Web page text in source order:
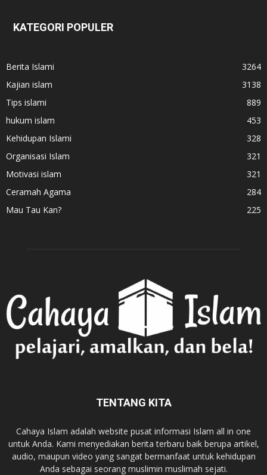
KATEGORI POPULER
Berita Islami
3264
Kajian islam
3138
Tips islami
889
hukum islam
453
Kehidupan Islami
328
Organisasi Islam
321
Motivasi islam
321
Ceramah Agama
284
Mau Tau Kan?
225
TENTANG KITA
Cahaya Islam adalah website pusat informasi Islam all in one
untuk Anda. Kami menyediakan berita terbaru baik berupa artikel,
audio, maupun video yang sangat bermanfaat untuk kehidupan
Anda sebagai seorang muslimin muslimah sejati.